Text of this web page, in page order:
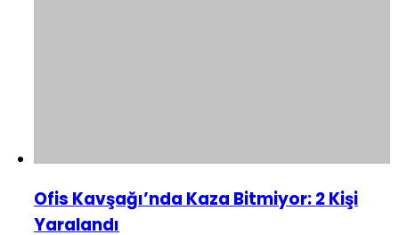
Ofis Kavşağı’nda Kaza Bitmiyor: 2 Kişi
Yaralandı